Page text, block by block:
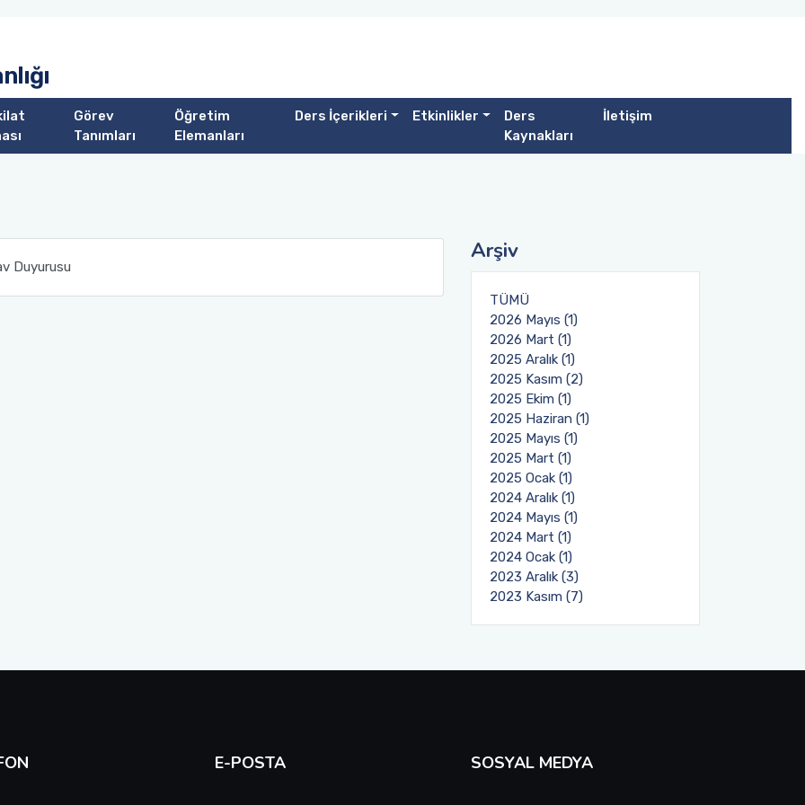
Görev
Tanımları
Öğretim
Elemanları
Ders İçerikleri Etkinlikler
Ders
Kaynakları
İletişim
Duyurusu
Arşiv
TÜMÜ
2026 Mayıs (1)
2026 Mart (1)
2025 Aralık (1)
2025 Kasım (2)
2025 Ekim (1)
2025 Haziran (1)
2025 Mayıs (1)
2025 Mart (1)
2025 Ocak (1)
2024 Aralık (1)
2024 Mayıs (1)
2024 Mart (1)
2024 Ocak (1)
2023 Aralık (3)
2023 Kasım (7)
E-POSTA SOSYAL MEDYA